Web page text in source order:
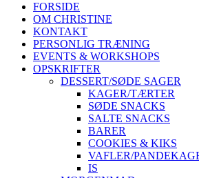
FORSIDE
OM CHRISTINE
KONTAKT
PERSONLIG TRÆNING
EVENTS & WORKSHOPS
OPSKRIFTER
DESSERT/SØDE SAGER
KAGER/TÆRTER
SØDE SNACKS
SALTE SNACKS
BARER
COOKIES & KIKS
VAFLER/
IS